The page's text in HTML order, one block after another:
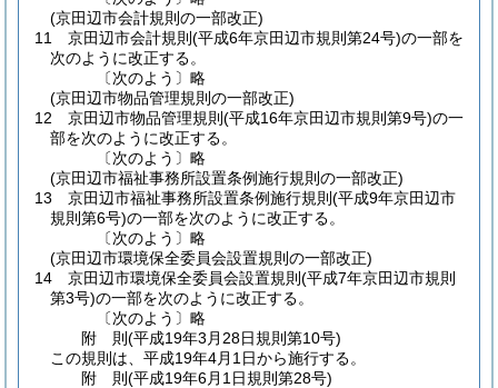
(京田辺市会計規則の一部改正)
11
京田辺市会計規則 (平成6年京田辺市規則第24号)の一部を
次のように改正する。
〔次のよう〕略
(京田辺市物品管理規則の一部改正)
12
京田辺市物品管理規則 (平成16年京田辺市規則第9号)の一
部を次のように改正する。
〔次のよう〕略
(京田辺市福祉事務所設置条例施行規則の一部改正)
13
京田辺市福祉事務所設置条例施行規則 (平成9年京田辺市
規則第6号)の一部を次のように改正する。
〔次のよう〕略
(京田辺市環境保全委員会設置規則の一部改正)
14
京田辺市環境保全委員会設置規則 (平成7年京田辺市規則
第3号)の一部を次のように改正する。
〔次のよう〕略
附 則(平成19年3月28日規則第10号)
この規則は、平成19年4月1日から施行する。
附 則(平成19年6月1日規則第28号)